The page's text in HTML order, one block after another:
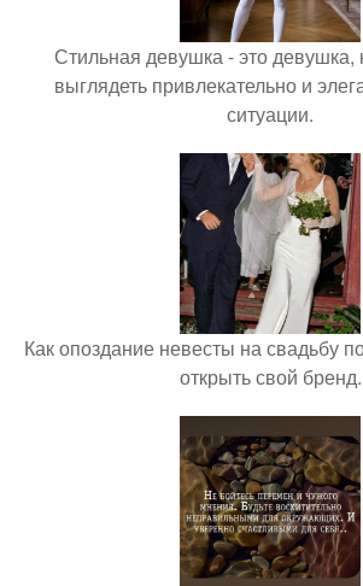
Стильная девушка - это девушка,
выглядеть привлекательно и
ситуации.
Как опоздание невесты на свадьбу
открыть свой бренд.